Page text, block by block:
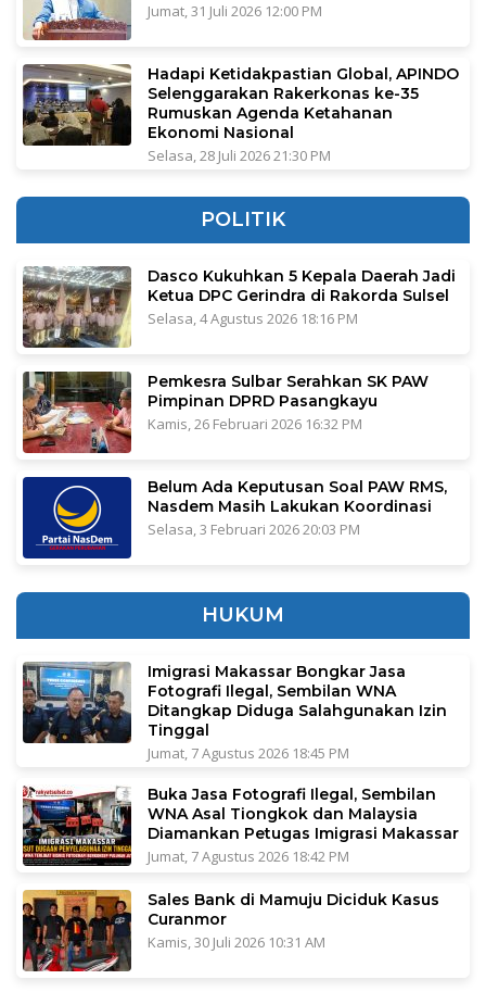
Jumat, 31 Juli 2026 12:00 PM
Hadapi Ketidakpastian Global, APINDO
Selenggarakan Rakerkonas ke-35
Rumuskan Agenda Ketahanan
Ekonomi Nasional
Selasa, 28 Juli 2026 21:30 PM
POLITIK
Dasco Kukuhkan 5 Kepala Daerah Jadi
Ketua DPC Gerindra di Rakorda Sulsel
Selasa, 4 Agustus 2026 18:16 PM
Pemkesra Sulbar Serahkan SK PAW
Pimpinan DPRD Pasangkayu
Kamis, 26 Februari 2026 16:32 PM
Belum Ada Keputusan Soal PAW RMS,
Nasdem Masih Lakukan Koordinasi
Selasa, 3 Februari 2026 20:03 PM
HUKUM
Imigrasi Makassar Bongkar Jasa
Fotografi Ilegal, Sembilan WNA
Ditangkap Diduga Salahgunakan Izin
Tinggal
Jumat, 7 Agustus 2026 18:45 PM
Buka Jasa Fotografi Ilegal, Sembilan
WNA Asal Tiongkok dan Malaysia
Diamankan Petugas Imigrasi Makassar
Jumat, 7 Agustus 2026 18:42 PM
Sales Bank di Mamuju Diciduk Kasus
Curanmor
Kamis, 30 Juli 2026 10:31 AM